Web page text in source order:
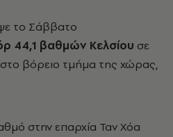
το Σάββατο
44,1 βαθμών Κελσίου σε
βόρειο τμήμα της χώρας,
στην επαρχία Ταν Χόα